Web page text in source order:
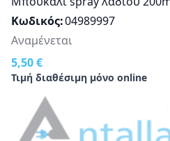
Κωδικός 04989997
5,50 €
Τιμή διαθέσιμη μόνο online
Αναμένεται